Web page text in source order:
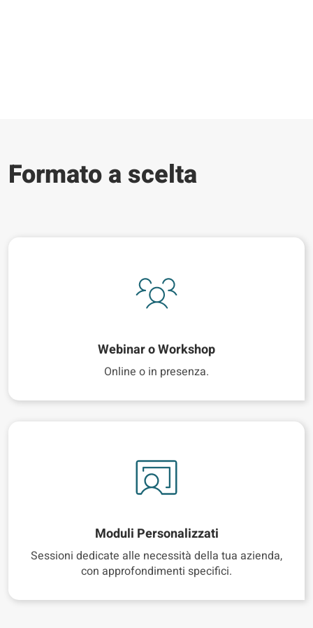
Formato a scelta
Webinar o Workshop
Online o in presenza.
Moduli Personalizzati
Sessioni dedicate alle necessità della tua azienda,
con approfondimenti specifici.